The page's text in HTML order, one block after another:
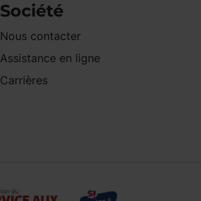
Société
Nous contacter
Assistance en ligne
Carrières